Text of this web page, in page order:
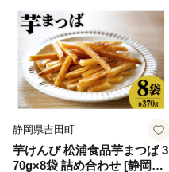
誕生日 カップ 詰め合わせ バ
ラエティ | バニラ チョコレー
ト ストロベリー ピスタチオ
バニラ＆クッキー ウベ 沖縄
紅イモ 塩ちんすこう 沖縄シ
ークヮーサー 沖縄黒糖 琉球
ロイヤルミルクティ 沖縄パ
イン
静岡県吉田町
芋けんぴ 松浦食品芋まつば 3
70g×8袋 詰め合わせ [静岡伊